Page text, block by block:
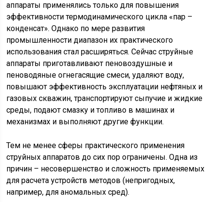
аппараты применялись только для повышения
эффективности термодинамического цикла «пар –
конденсат». Однако по мере развития
промышленности диапазон их практического
использования стал расширяться. Сейчас струйные
аппараты приготавливают пеновоздушные и
пеноводяные огнегасящие смеси, удаляют воду,
повышают эффективность эксплуатации нефтяных и
газовых скважин, транспортируют сыпучие и жидкие
среды, подают смазку и топливо в машинах и
механизмах и выполняют другие функции.
Тем не менее сферы практического применения
струйных аппаратов до сих пор ограничены. Одна из
причин – несовершенство и сложность применяемых
для расчета устройств методов (непригодных,
например, для аномальных сред).